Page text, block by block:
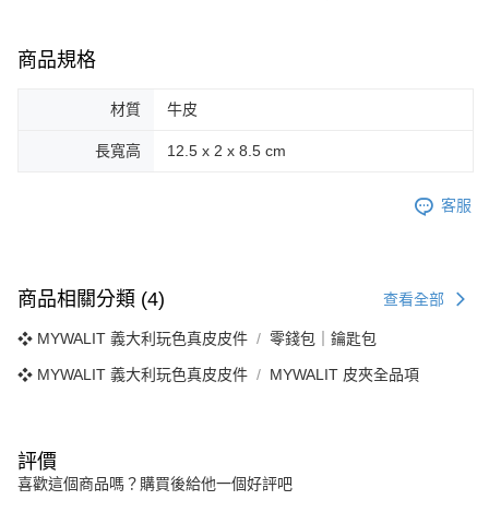
商品規格
材質 牛皮
長寬高 12.5 x 2 x 8.5 cm
客服
商品相關分類 (4) 查看全部
❖ MYWALIT 義大利玩色真皮皮件 零錢包｜鑰匙包
❖ MYWALIT 義大利玩色真皮皮件 MYWALIT 皮夾全品項
評價
喜歡這個商品嗎？購買後給他一個好評吧